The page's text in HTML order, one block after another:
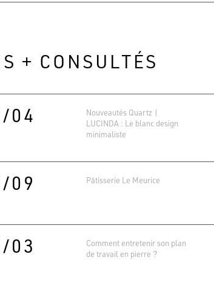
+ CONSULTÉS
04
Nouveautés Quartz |
LUCINDA : Le blanc design
minimaliste
09 Pâtisserie Le Meurice
03
Comment entretenir son plan
de travail en pierre ?